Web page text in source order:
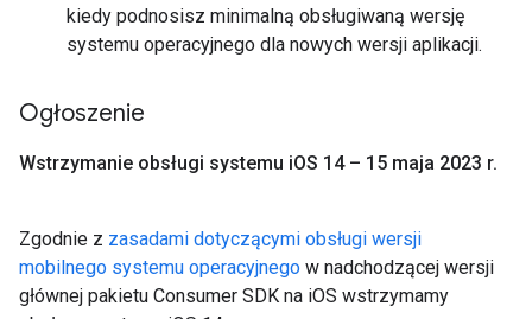
kiedy podnosisz minimalną obsługiwaną wersję
systemu operacyjnego dla nowych wersji aplikacji.
Ogłoszenie
Wstrzymanie obsługi systemu iOS 14 – 15 maja 2023 r.
Zgodnie z zasadami dotyczącymi obsługi wersji
mobilnego systemu operacyjnego w nadchodzącej wersji
głównej pakietu Consumer SDK na iOS wstrzymamy